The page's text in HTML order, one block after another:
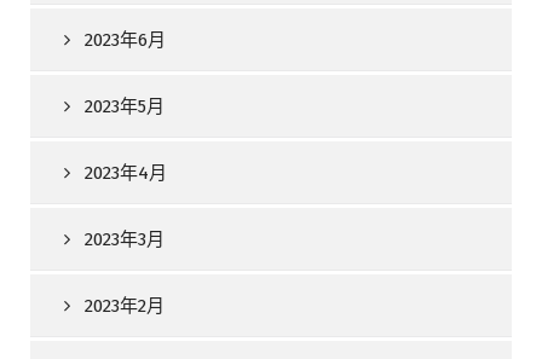
2023年6月
2023年5月
2023年4月
2023年3月
2023年2月